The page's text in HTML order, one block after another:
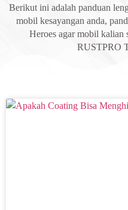
Berikut ini adalah panduan
mobil kesayangan anda,
Heroes agar mobil kalian
RUSTPRO